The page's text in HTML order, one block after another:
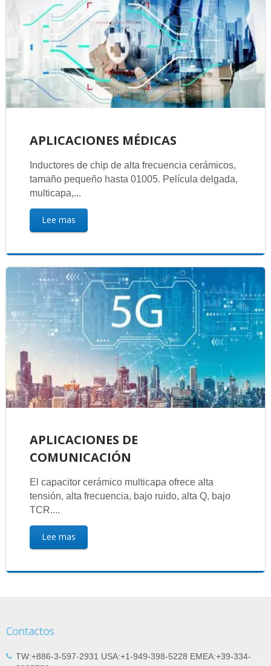
APLICACIONES MÉDICAS
Inductores de chip de alta frecuencia cerámicos,
tamaño pequeño hasta 01005. Película delgada,
multicapa,...
Lee mas
APLICACIONES DE
COMUNICACIÓN
El capacitor cerámico multicapa ofrece alta
tensión, alta frecuencia, bajo ruido, alta Q, bajo
TCR....
Lee mas
Contactos
TW:+886-3-597-2931 USA:+1-949-398-5228 EMEA:+39-334-